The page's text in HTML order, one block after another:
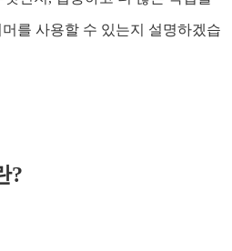
를 사용할 수 있는지 설명하겠습
?